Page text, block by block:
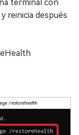
terminal con
reinicia después